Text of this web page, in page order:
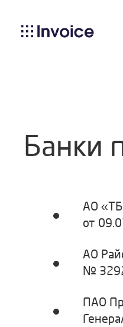
Банки
АО
от
АО
№ 3292
ПАО